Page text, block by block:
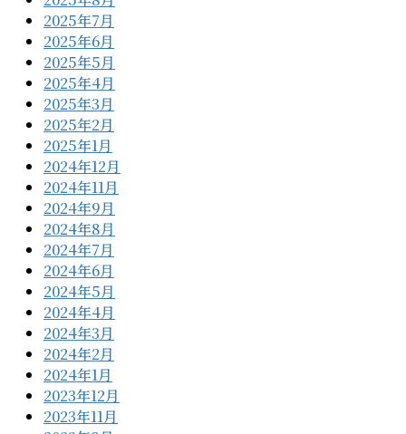
2025年7月
2025年6月
2025年5月
2025年4月
2025年3月
2025年2月
2025年1月
2024年12月
2024年11月
2024年9月
2024年8月
2024年7月
2024年6月
2024年5月
2024年4月
2024年3月
2024年2月
2024年1月
2023年12月
2023年11月